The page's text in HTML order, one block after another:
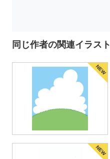
同じ作者の関連イラスト
NEW
NEW